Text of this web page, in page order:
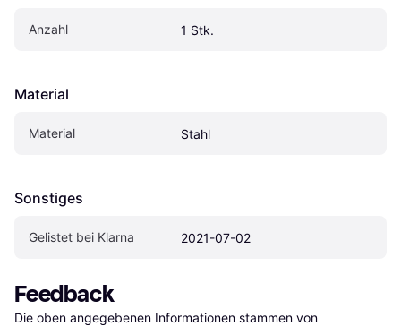
Anzahl 1 Stk.
Material
Material Stahl
Sonstiges
Gelistet bei Klarna 2021-07-02
Feedback
Die oben angegebenen Informationen stammen von